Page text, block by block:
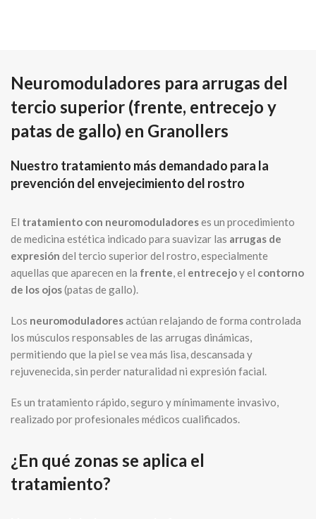
Neuromoduladores para arrugas del
tercio superior (frente, entrecejo y
patas de gallo) en Granollers
Nuestro tratamiento más demandado para la
prevención del envejecimiento del rostro
El tratamiento con neuromoduladoreses un procedimiento
de medicina estética indicado para suavizar las arrugas de
expresión del tercio superior del rostro, especialmente
aquellas que aparecen en la frente, el entrecejoy el contorno
de los ojos(patas de gallo).
Los neuromoduladoresactúan relajando de forma controlada
los músculos responsables de las arrugas dinámicas,
permitiendo que la piel se vea más lisa, descansada y
rejuvenecida, sin perder naturalidad ni expresión facial.
Es un tratamiento rápido, seguro y mínimamente invasivo,
realizado por profesionales médicos cualificados.
¿En qué zonas se aplica el
tratamiento?